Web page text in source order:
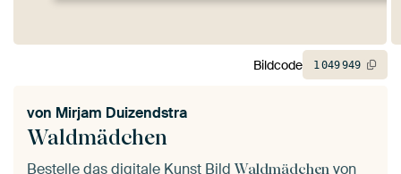
Waldmädchen
von Mirjam Duizendstra
Bestelle das digitale Kunst Bild Waldmädchen von
Bildcode 1049949